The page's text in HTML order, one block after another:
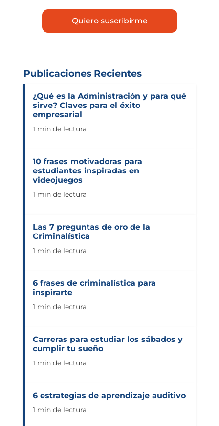
Publicaciones Recientes
¿Qué es la Administración y para qué
sirve? Claves para el éxito
empresarial
1 min de lectura
10 frases motivadoras para
estudiantes inspiradas en
videojuegos
1 min de lectura
Las 7 preguntas de oro de la
Criminalística
1 min de lectura
6 frases de criminalística para
inspirarte
1 min de lectura
Carreras para estudiar los sábados y
cumplir tu sueño
1 min de lectura
6 estrategias de aprendizaje auditivo
1 min de lectura